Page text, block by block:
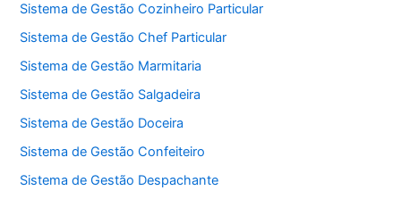
Sistema de Gestão Cozinheiro Particular
Sistema de Gestão Chef Particular
Sistema de Gestão Marmitaria
Sistema de Gestão Salgadeira
Sistema de Gestão Doceira
Sistema de Gestão Confeiteiro
Sistema de Gestão Despachante